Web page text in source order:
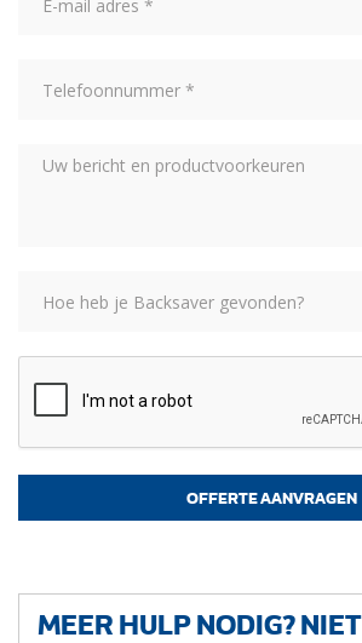
MEER HULP NODIG? NIET